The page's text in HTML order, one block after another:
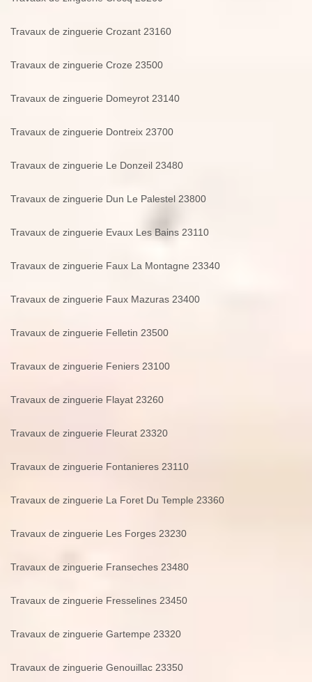
Travaux de zinguerie Crozant 23160
Travaux de zinguerie Croze 23500
Travaux de zinguerie Domeyrot 23140
Travaux de zinguerie Dontreix 23700
Travaux de zinguerie Le Donzeil 23480
Travaux de zinguerie Dun Le Palestel 23800
Travaux de zinguerie Evaux Les Bains 23110
Travaux de zinguerie Faux La Montagne 23340
Travaux de zinguerie Faux Mazuras 23400
Travaux de zinguerie Felletin 23500
Travaux de zinguerie Feniers 23100
Travaux de zinguerie Flayat 23260
Travaux de zinguerie Fleurat 23320
Travaux de zinguerie Fontanieres 23110
Travaux de zinguerie La Foret Du Temple 23360
Travaux de zinguerie Les Forges 23230
Travaux de zinguerie Franseches 23480
Travaux de zinguerie Fresselines 23450
Travaux de zinguerie Gartempe 23320
Travaux de zinguerie Genouillac 23350